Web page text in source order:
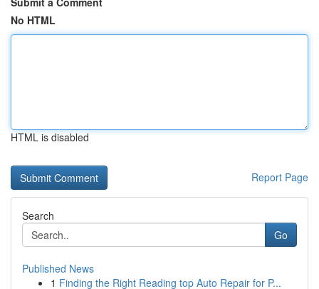
No HTML
HTML is disabled
Report Page
Search
Go
Published News
1 Finding the Right Reading top Auto Repair for P...